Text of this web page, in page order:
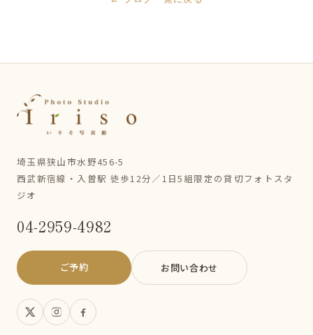
埼玉県狭山市水野456-5
西武新宿線・入曽駅 徒歩12分／1日5組限定の貸切フォトスタ
ジオ
04-2959-4982
ご予約 お問い合わせ